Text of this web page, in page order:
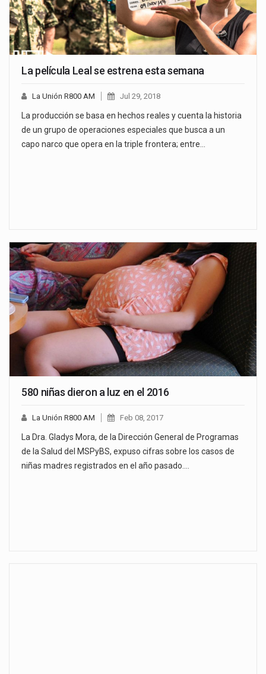
La película Leal se estrena esta semana
La Unión R800 AM Jul 29, 2018
La producción se basa en hechos reales y cuenta la historia
de un grupo de operaciones especiales que busca a un
capo narco que opera en la triple frontera; entre…
580 niñas dieron a luz en el 2016
La Unión R800 AM Feb 08, 2017
La Dra. Gladys Mora, de la Dirección General de Programas
de la Salud del MSPyBS, expuso cifras sobre los casos de
niñas madres registrados en el año pasado.…